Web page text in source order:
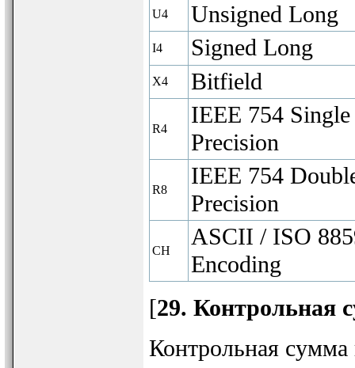
U4 Unsigned Long
I4 Signed Long
X4 Bitfield
R4
IEEE 754 Single
Precision
R8
IEEE 754
Precision
CH
ASCII / ISO
Encoding
[29. Контрольная
Контрольная сумма